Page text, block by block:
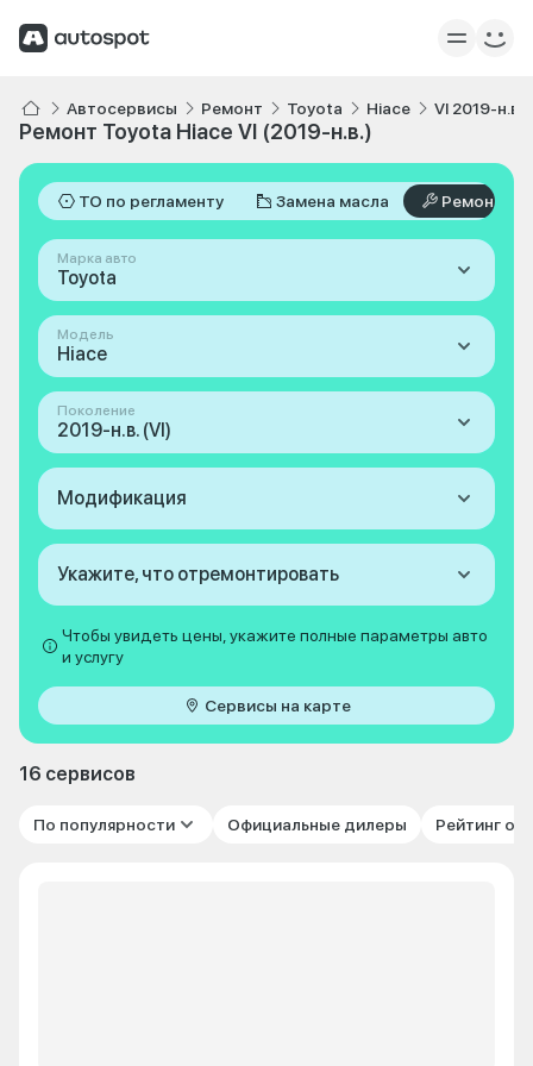
Автосервисы Ремонт Toyota Hiace VI 2019-н.в.
Ремонт Toyota Hiace VI (2019-н.в.)
ТО по регламенту Замена масла Ремонт
Марка авто
Toyota
Модель
Hiace
Поколение
2019-н.в. (VI)
Модификация
Укажите, что отремонтировать
Чтобы увидеть цены, укажите полные параметры авто
и услугу
Сервисы на карте
16 сервисов
По популярности Официальные дилеры Рейтинг